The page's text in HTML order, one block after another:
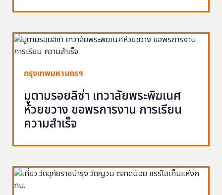
กรุงเทพมหานครฯ
มูตามรอยลิซ่า เทวาลัยพระพิฆเนศ
ห้วยขวาง ขอพรการงาน การเรียน
ความสำเร็จ